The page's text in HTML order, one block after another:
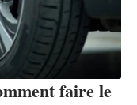
faire le